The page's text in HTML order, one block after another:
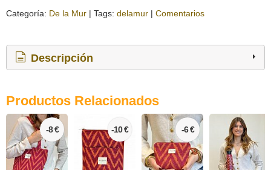
Categoría: De la Mur | Tags: delamur | Comentarios
Descripción
Productos Relacionados
-8 € -10 € -6 €